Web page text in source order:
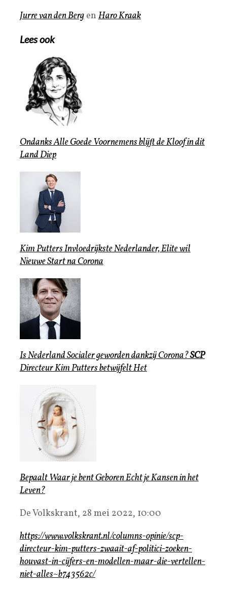
Jurre van den Berg en Haro Kraak
Lees ook
Ondanks Alle Goede Voornemens blijft de Kloof in dit
Land Diep
Kim Putters Invloedrijkste Nederlander, Elite wil
Nieuwe Start na Corona
Is Nederland Socialer geworden dankzij Corona?SCP
Directeur Kim Putters betwijfelt Het
Bepaalt Waar je bent Geboren Echt je Kansen in het
Leven?
De Volkskrant, 28 mei 2022, 10:00
https://www.volkskrant.nl/columns-opinie/scp-
directeur-kim-putters-zwaait-af-politici-zoeken-
houvast-in-cijfers-en-modellen-maar-die-vertellen-
niet-alles~b743562c/